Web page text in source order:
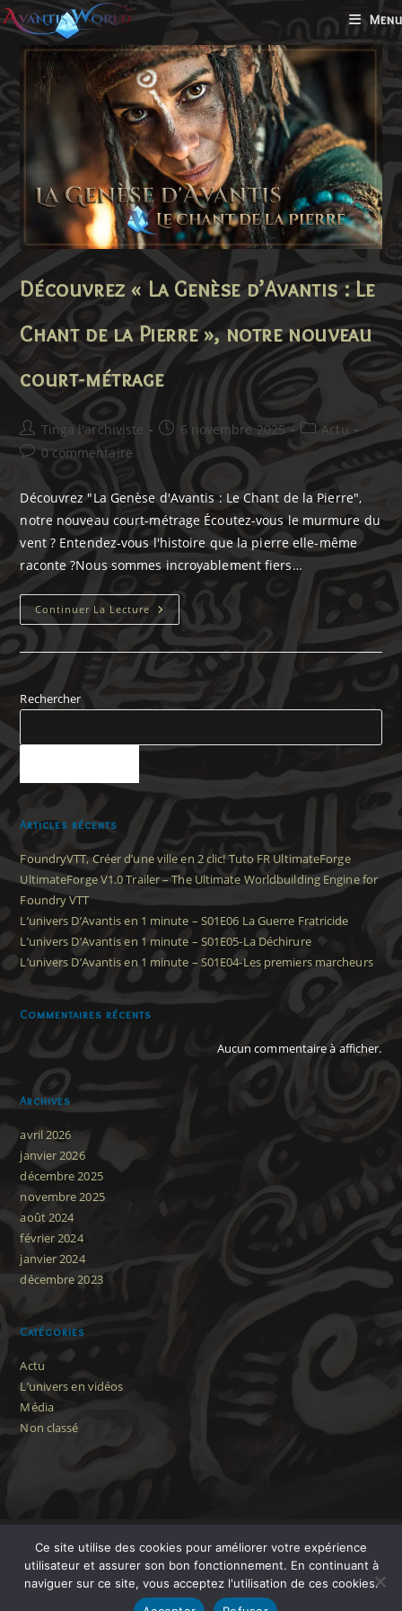
Skip
to
content
Menu
Découvrez « La Genèse d’Avantis : Le
Chant de la Pierre », notre nouveau
court-métrage​
Auteur/autrice
de
publication :
Tinga l'archiviste
Publication
publiée :
6 novembre 2025
Post
category:
Actu
Commentaires
publication :
0 commentaire
Découvrez "La Genèse d'Avantis : Le Chant de la Pierre",
notre nouveau court-métrage Écoutez-vous le murmure du
vent ? Entendez-vous l'histoire que la pierre elle-même
raconte ?Nous sommes incroyablement fiers…
Continuer La Lecture Découvrez
« La
Genèse
D’Avantis
Le
La
Nouveau
Métrage​
Rechercher
Articles récents
FoundryVTT, Créer d’une ville en 2 clic! Tuto FR UltimateForge
UltimateForge V1.0 Trailer – The Ultimate Worldbuilding Engine for
Foundry VTT
L’univers D’Avantis en 1 minute – S01E06 La Guerre Fratricide
L’univers D’Avantis en 1 minute – S01E05-La Déchirure
L’univers D’Avantis en 1 minute – S01E04-Les premiers marcheurs
Commentaires récents
Aucun commentaire à afficher.
Archives
avril 2026
janvier 2026
décembre 2025
novembre 2025
août 2024
février 2024
janvier 2024
décembre 2023
Catégories
Actu
L’univers en vidéos
Média
Non classé
Ce site utilise des cookies pour améliorer votre expérience
utilisateur et assurer son bon fonctionnement. En continuant à
naviguer sur ce site, vous acceptez l'utilisation de ces cookies.